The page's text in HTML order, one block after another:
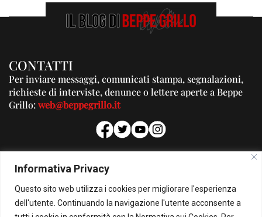
Informativa Privacy
Questo sito web utilizza i cookies per migliorare l'esperienza
dell'utente. Continuando la navigazione l'utente acconsente a
CONTATTI
Per inviare messaggi, comunicati stampa, segnalazioni,
richieste di interviste, denunce o lettere aperte a Beppe
Grillo:web@beppegrillo.it
PUBBLICITA'
Per la tua pubblicità su questo Blog:
pubblicita@beppegrillo.it